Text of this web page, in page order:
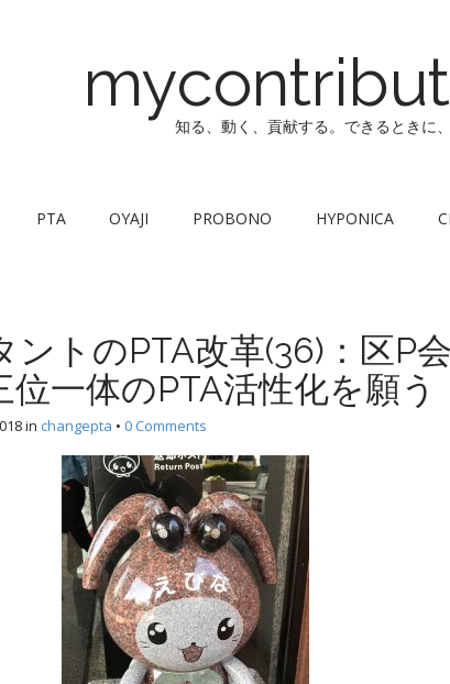
知る、動く、貢献する。できるときに
PTA OYAJI PROBONO HYPONICA
ントのPTA改革(36)：区P会
位一体のPTA活性化を願う
in changepta • 0 Comments